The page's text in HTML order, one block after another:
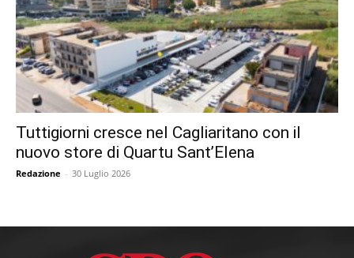
Tuttigiorni cresce nel Cagliaritano con il
nuovo store di Quartu Sant’Elena
Redazione - 30 Luglio 2026